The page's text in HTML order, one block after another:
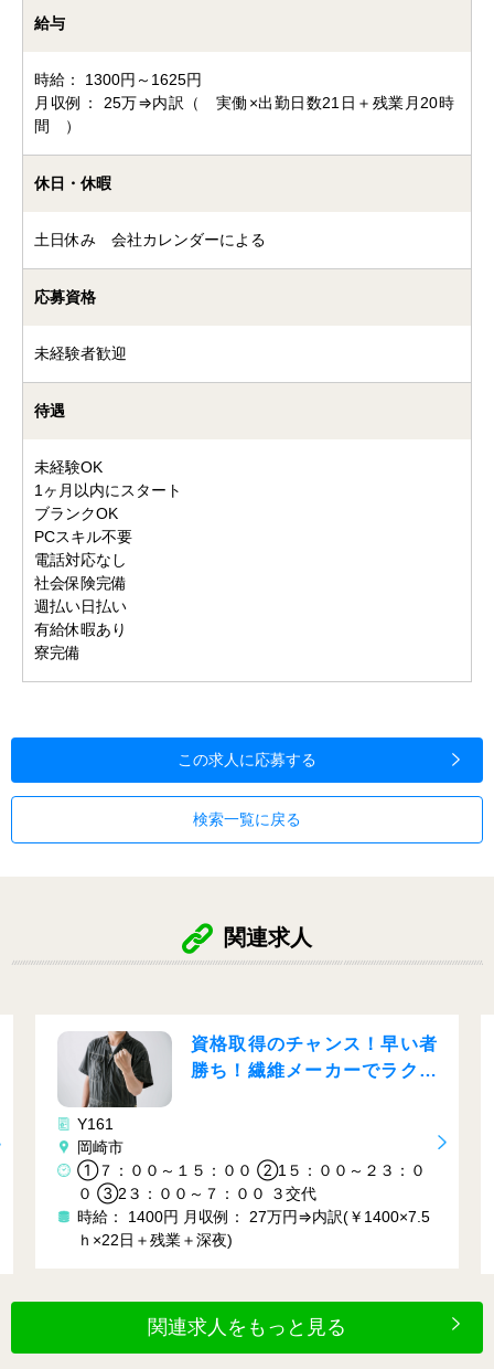
給与
時給： 1300円～1625円
月収例： 25万⇒内訳（ 実働×出勤日数21日＋残業月20時
間 ）
休日・休暇
土日休み 会社カレンダーによる
応募資格
未経験者歓迎
待遇
未経験OK
1ヶ月以内にスタート
ブランクOK
PCスキル不要
電話対応なし
社会保険完備
週払い日払い
有給休暇あり
寮完備
この求人に応募する
検索一覧に戻る
関連求人
資格取得のチャンス！早い者
勝ち！繊維メーカーでラクラ
Y161
岡崎市
①７：００～１５：００ ②1５：００～２３：０
０ ③2３：００～７：００ ３交代
時給： 1400円 月収例： 27万円⇒内訳(￥1400×7.5
ｈ×22日＋残業＋深夜)
関連求人をもっと見る